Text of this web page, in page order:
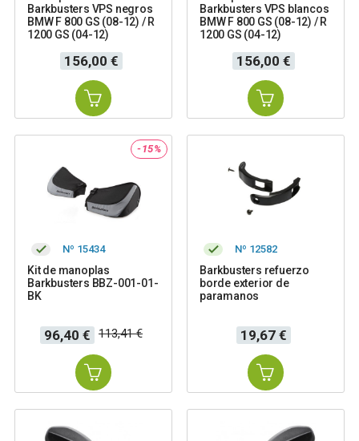
Barkbusters VPS negros
BMW F 800 GS (08-12) / R
1200 GS (04-12)
Precio
156,00 €
Barkbusters VPS blancos
BMW F 800 GS (08-12) / R
1200 GS (04-12)
Precio
156,00 €
-15%
Nº 15434
Kit de manoplas
Barkbusters BBZ-001-01-
BK
Precio
96,40 €
Precio
base
113,41 €
Nº 12582
Barkbusters refuerzo
borde exterior de
paramanos
Precio
19,67 €